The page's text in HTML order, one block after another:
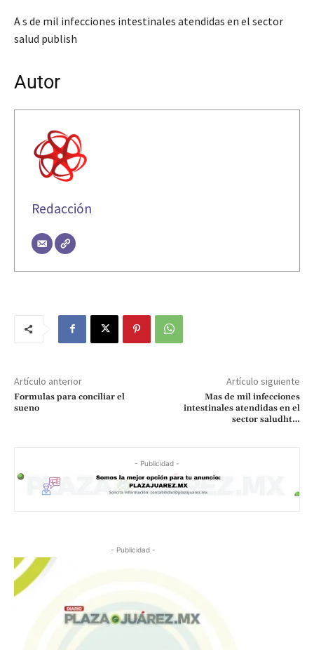
A s de mil infecciones intestinales atendidas en el sector
salud publish
Autor
Redacción
Artículo anterior
Formulas para conciliar el
sueno
Artículo siguiente
Mas de mil infecciones
intestinales atendidas en el
sector saludht…
- Publicidad -
- Publicidad -